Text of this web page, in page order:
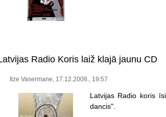
Radio Koris laiž klajā jaunu CD
Ilze Vasermane, 17.12.2008., 19:57
Latvijas Radio koris
dancis".